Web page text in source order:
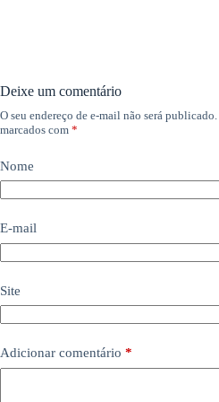
Deixe um comentário
O seu endereço de e-mail não será publicado.
marcados com *
Nome
E-mail
Site
Adicionar comentário *